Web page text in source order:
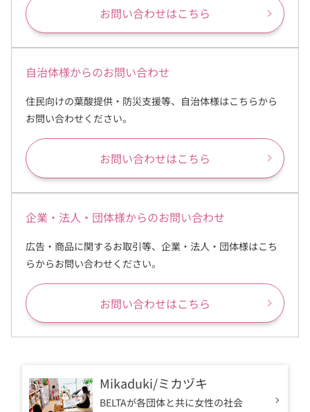
お問い合わせはこちら
自治体様からのお問い合わせ
住民向けの葉酸提供・防災支援等、自治体様はこちらから
お問い合わせください。
お問い合わせはこちら
企業・法人・団体様からのお問い合わせ
広告・商品に関するお取引等、企業・法人・団体様はこち
らからお問い合わせください。
お問い合わせはこちら
Mikaduki/ミカヅキ
BELTAが各団体と共に女性の社会